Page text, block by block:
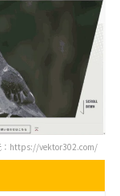
：https://vektor302.com/